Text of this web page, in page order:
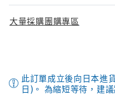
大量採購團購專區
此訂單成立後向日本進
日)。 為縮短等待，建